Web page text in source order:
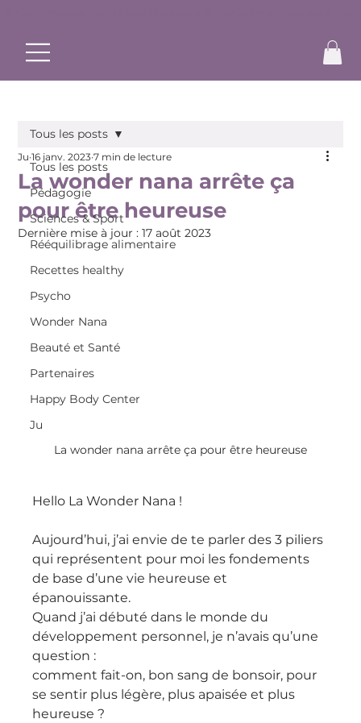
Tous les posts
Pédagogie
Sciences & Sport
Rééquilibrage alimentaire
Recettes healthy
Psycho
Wonder Nana
Beauté et Santé
Partenaires
Happy Body Center
Ju
Tous les posts
La wonder nana arrête ça
pour être heureuse
Ju 16 janv. 2023 7 min de lecture
Dernière mise à jour :17 août 2023
La wonder nana arrête ça pour être heureuse
Hello La Wonder Nana !
Aujourd’hui, j’ai envie de te parler des 3 piliers
qui représentent pour moi les fondements
de base d’une vie heureuse et
épanouissante.
Quand j’ai débuté dans le monde du
développement personnel, je n’avais qu’une
question :
comment fait-on, bon sang de bonsoir, pour
se sentir plus légère, plus apaisée et plus
heureuse ?